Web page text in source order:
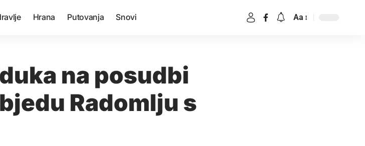
Hrana Putovanja Snovi Aa
na posudbi
Radomlju s